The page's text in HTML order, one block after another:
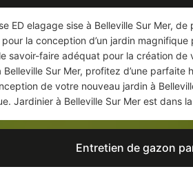
ED elagage sise à Belleville Sur Mer,
la conception d’un jardin
savoir-faire adéquat pour la création
Belleville Sur Mer, profitez d’une
de votre nouveau jardin à
Jardinier à Belleville Sur Mer est dans
Entretien de gazon